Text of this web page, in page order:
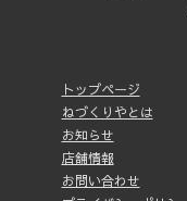
トップページ
ねづくりやとは
お知らせ
店舗情報
お問い合わせ